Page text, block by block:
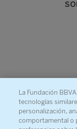
Recibe
La Fundación
tecnologías
personalización,
comportamental o